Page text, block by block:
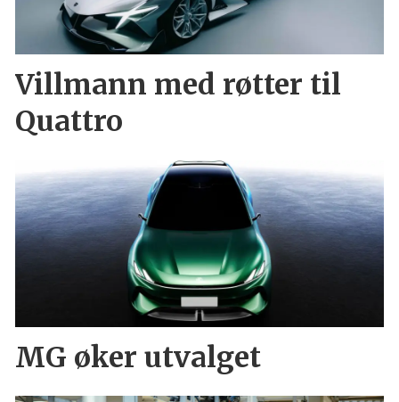
Villmann med røtter til
Quattro
MG øker utvalget